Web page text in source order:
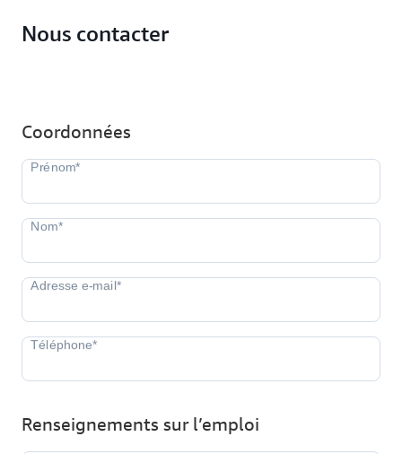
Nous contacter
Coordonnées
Renseignements sur l’emploi